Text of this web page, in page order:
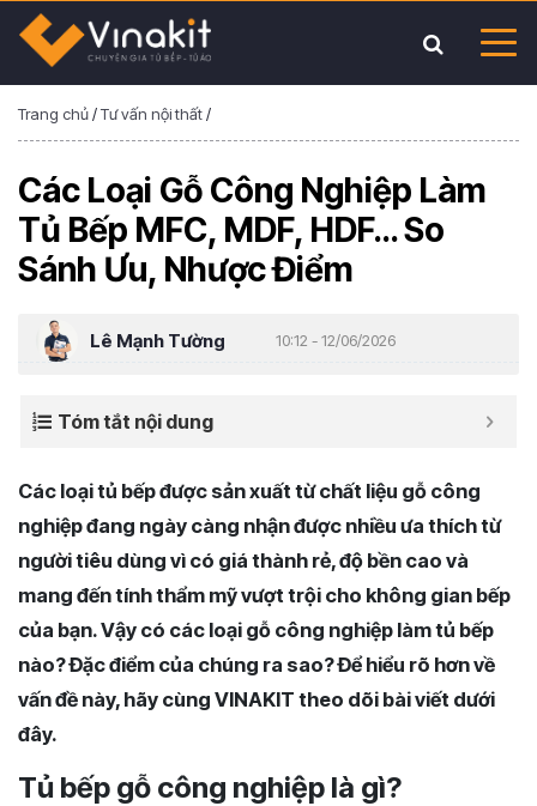
Trang chủ/Tư vấn nội thất/
Các Loại Gỗ Công Nghiệp Làm
Tủ Bếp MFC, MDF, HDF… So
Sánh Ưu, Nhược Điểm
Lê Mạnh Tường 10:12 - 12/06/2026
Tóm tắt nội dung
Các loại tủ bếp được sản xuất từ chất liệu gỗ công
nghiệp đang ngày càng nhận được nhiều ưa thích từ
người tiêu dùng vì có giá thành rẻ, độ bền cao và
mang đến tính thẩm mỹ vượt trội cho không gian bếp
của bạn. Vậy có các loại gỗ công nghiệp làm tủ bếp
nào? Đặc điểm của chúng ra sao? Để hiểu rõ hơn về
vấn đề này, hãy cùng VINAKIT theo dõi bài viết dưới
đây.
Tủ bếp gỗ công nghiệp là gì?